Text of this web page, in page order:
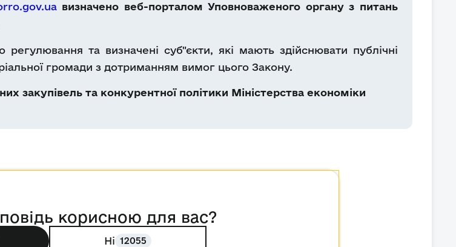
визначено веб-порталом Уповноваженого органу з питань
та визначені суб"єкти, які мають здійснювати публічні
громади з дотриманням вимог цього Закону.
закупівель та конкурентної політики Міністерства економіки
корисною для вас?
Ні 12055